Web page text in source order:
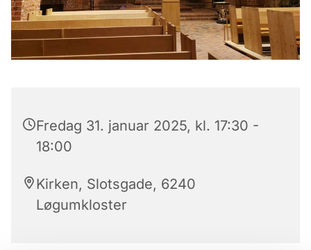
Fredag 31. januar 2025, kl. 17:30 -
18:00
Kirken, Slotsgade, 6240
Løgumkloster